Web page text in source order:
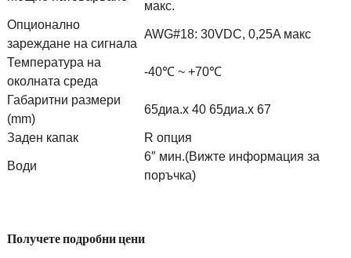
макс.
Опционално
зареждане на сигнала
AWG#18: 30VDC, 0,25A макс
Температура на
околната среда
-40℃ ~ +70℃
Габаритни размери
(mm)
65диа.x 40 65диа.x 67
Заден капак R опция
Води
6″ мин.(Вижте информация за
поръчка)
Получете подробни цени